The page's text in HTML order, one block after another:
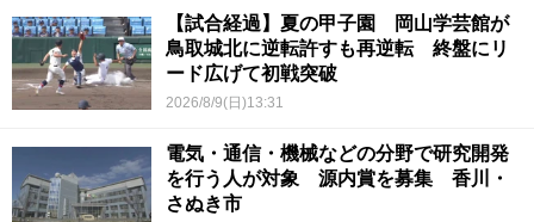
【試合経過】夏の甲子園 岡山学芸館が
鳥取城北に逆転許すも再逆転 終盤にリ
ード広げて初戦突破
2026/8/9(日)13:31
電気・通信・機械などの分野で研究開発
を行う人が対象 源内賞を募集 香川・
さぬき市